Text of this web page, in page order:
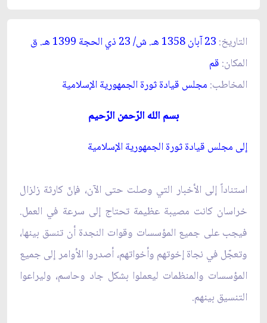
التاريخ: 23 آبان 1358 هـ. ش/ 23 ذي الحجة 1399 هـ. ق‏
المكان: قم‏
المخاطب: مجلس قيادة ثورة الجمهورية الإسلامية
بسم الله الرّحمن الرّحيم‏
إلى مجلس قيادة ثورة الجمهورية الإسلامية
استناداً إلى الأخبار التي وصلت حتى الآن، فإنّ كارثة زلزال
خراسان كانت مصيبة عظيمة تحتاج إلى سرعة في العمل.
فيجب على جميع المؤسسات وقوات النجدة أن تنسق بينها،
وتعجّل في نجاة إخوتهم وأخواتهم، أصدروا الأوامر إلى جميع
المؤسسات والمنظمات ليعملوا بشكل جاد وحاسم، وليراعوا
التنسيق بينهم.